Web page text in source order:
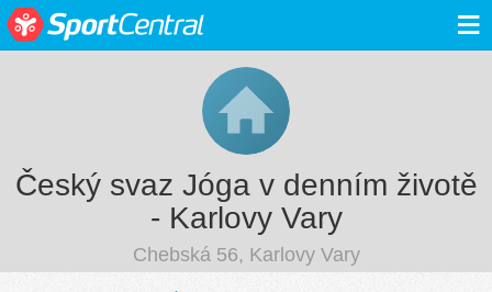
≡
Český svaz Jóga v denním životě
- Karlovy Vary
Chebská 56, Karlovy Vary